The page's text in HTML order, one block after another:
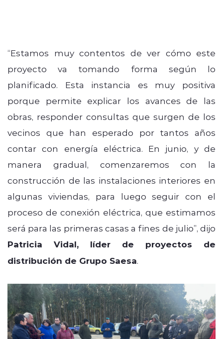
“Estamos muy contentos de ver cómo este
proyecto va tomando forma según lo
planificado. Esta instancia es muy positiva
porque permite explicar los avances de las
obras, responder consultas que surgen de los
vecinos que han esperado por tantos años
contar con energía eléctrica. En junio, y de
manera gradual, comenzaremos con la
construcción de las instalaciones interiores en
algunas viviendas, para luego seguir con el
proceso de conexión eléctrica, que estimamos
será para las primeras casas a fines de julio”, dijo
Patricia Vidal, líder de proyectos de
distribución de Grupo Saesa.